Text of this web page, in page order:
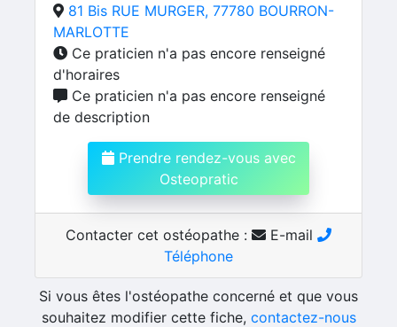
81 Bis RUE MURGER, 77780 BOURRON-
MARLOTTE
Ce praticien n'a pas encore renseigné
d'horaires
Ce praticien n'a pas encore renseigné
de description
Prendre rendez-vous avec
Osteopratic
Contacter cet ostéopathe :
E-mail
Téléphone
Si vous êtes l'ostéopathe concerné et que vous
souhaitez modifier cette fiche, contactez-nous